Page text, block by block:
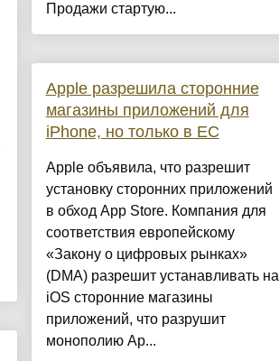
Продажи стартую...
Apple разрешила сторонние
магазины приложений для
iPhone, но только в ЕС
Apple объявила, что разрешит
установку сторонних приложений
в обход App Store. Компания для
соответствия европейскому
«Закону о цифровых рынках»
(DMA) разрешит устанавливать на
iOS сторонние магазины
приложений, что разрушит
монополию Ap...